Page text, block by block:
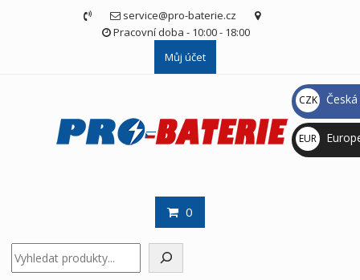
service@pro-baterie.cz
Pracovní doba - 10:00 - 18:00
Můj účet
0
CZK
Kč
EUR
€